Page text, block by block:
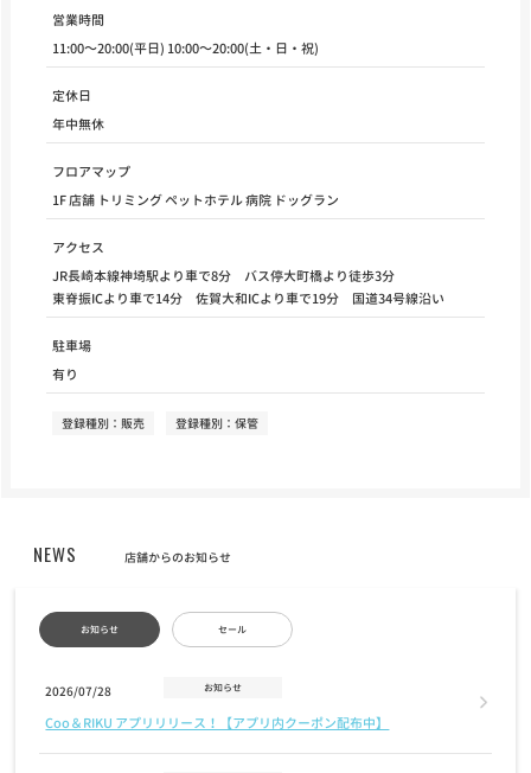
営業時間
11:00～20:00(平日) 10:00～20:00(土・日・祝)
定休日
年中無休
フロアマップ
1F 店舗 トリミング ペットホテル 病院 ドッグラン
アクセス
JR長崎本線神埼駅より車で8分 バス停大町橋より徒歩3分
東脊振ICより車で14分 佐賀大和ICより車で19分 国道34号線沿い
駐車場
有り
登録種別：販売 登録種別：保管
NEWS 店舗からのお知らせ
お知らせ セール
2026/07/28 お知らせ
Coo＆RIKU アプリリリース！【アプリ内クーポン配布中】